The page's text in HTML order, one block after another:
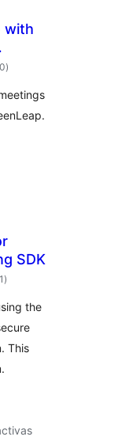
with
valoraciones
en
)
SDK
valoraciones
en
)
the
This